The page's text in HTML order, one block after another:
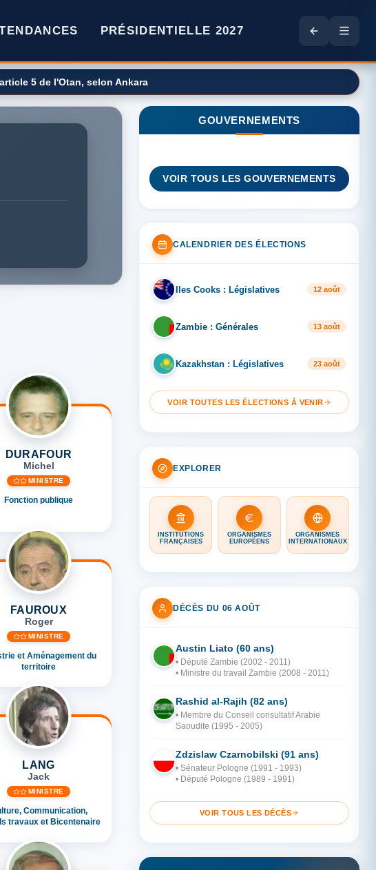
PRÉSIDENTIELLE 2027
5 de l'Otan, selon Ankara
DURAFOUR
Michel
MINISTRE
Fonction publique
FAUROUX
Roger
MINISTRE
et Aménagement du
territoire
LANG
Jack
MINISTRE
Communication,
travaux et Bicentenaire
GOUVERNEMENTS
VOIR TOUS LES GOUVERNEMENTS
CALENDRIER DES ÉLECTIONS
IL Iles Cooks : Législatives 12 août
ZA Zambie : Générales 13 août
KA Kazakhstan : Législatives 23 août
VOIR TOUTES LES ÉLECTIONS À VENIR
EXPLORER
INSTITUTIONS
FRANÇAISES
ORGANISMES
EUROPÉENS
ORGANISMES
INTERNATIONAUX
DÉCÈS DU 06 AOÛT
ZA
Austin Liato (60 ans)
• Député Zambie (2002 - 2011)
• Ministre du travail Zambie (2008 - 2011)
AR
Rashid al-Rajih (82 ans)
• Membre du Conseil consultatif Arabie
Saoudite (1995 - 2005)
PO
Zdzislaw Czarnobilski (91 ans)
• Sénateur Pologne (1991 - 1993)
• Député Pologne (1989 - 1991)
VOIR TOUS LES DÉCÈS